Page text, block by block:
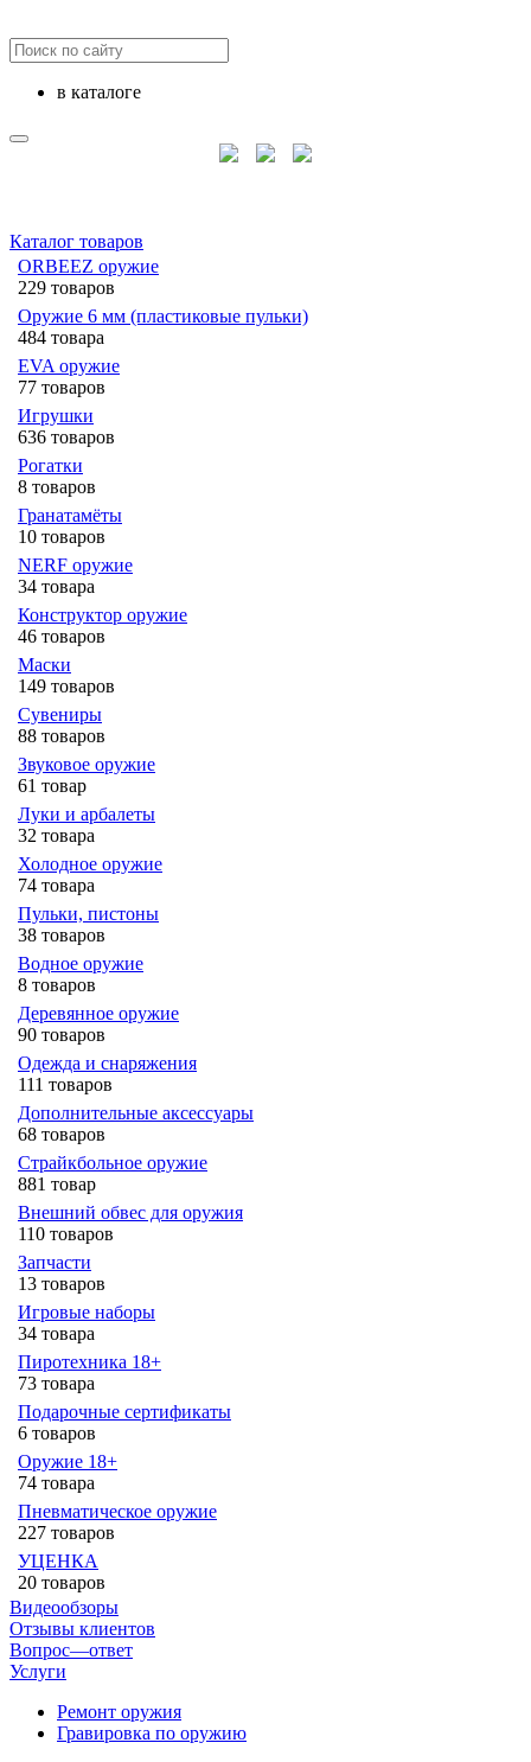
в каталоге
Каталог товаров
ORBEEZ оружие
229 товаров
Оружие 6 мм (пластиковые пульки)
484 товара
EVA оружие
77 товаров
Игрушки
636 товаров
Рогатки
8 товаров
Гранатамёты
10 товаров
NERF оружие
34 товара
Конструктор оружие
46 товаров
Маски
149 товаров
Сувениры
88 товаров
Звуковое оружие
61 товар
Луки и арбалеты
32 товара
Холодное оружие
74 товара
Пульки, пистоны
38 товаров
Водное оружие
8 товаров
Деревянное оружие
90 товаров
Одежда и снаряжения
111 товаров
Дополнительные аксессуары
68 товаров
Страйкбольное оружие
881 товар
Внешний обвес для оружия
110 товаров
Запчасти
13 товаров
Игровые наборы
34 товара
Пиротехника 18+
73 товара
Подарочные сертификаты
6 товаров
Оружие 18+
74 товара
Пневматическое оружие
227 товаров
УЦЕНКА
20 товаров
Видеообзоры
Отзывы клиентов
Вопрос—ответ
Услуги
Ремонт оружия
Гравировка по оружию